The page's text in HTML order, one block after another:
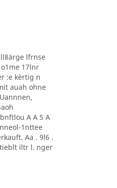
lfrnse
17lnr
:e kèrtig n
auah ohne
A A S A
1nttee
Aa . 9l6 .
iltr l. nger